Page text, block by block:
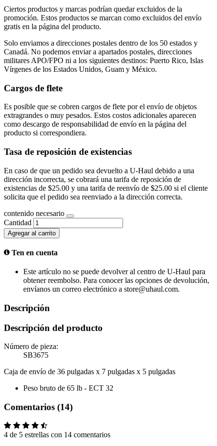
Ciertos productos y marcas podrían quedar excluidos de la
promoción. Estos productos se marcan como excluidos del envío
gratis en la página del producto.
Solo enviamos a direcciones postales dentro de los 50 estados y
Canadá. No podemos enviar a apartados postales, direcciones
militares APO/FPO ni a los siguientes destinos: Puerto Rico, Islas
Vírgenes de los Estados Unidos, Guam y México.
Cargos de flete
Es posible que se cobren cargos de flete por el envío de objetos
extragrandes o muy pesados. Estos costos adicionales aparecen
como descargo de responsabilidad de envío en la página del
producto si correspondiera.
Tasa de reposición de existencias
En caso de que un pedido sea devuelto a U-Haul debido a una
dirección incorrecta, se cobrará una tarifa de reposición de
existencias de $25.00 y una tarifa de reenvío de $25.00 si el cliente
solicita que el pedido sea reenviado a la dirección correcta.
contenido necesario
Cantidad
Agregar al carrito
Ten en cuenta
Este artículo no se puede devolver al centro de U-Haul para
obtener reembolso. Para conocer las opciones de devolución,
envíanos un correo electrónico a store@uhaul.com.
Descripción
Descripción del producto
Número de pieza:
SB3675
Caja de envío de 36 pulgadas x 7 pulgadas x 5 pulgadas
Peso bruto de 65 lb - ECT 32
Comentarios (14)
4 de 5 estrellas con 14 comentarios